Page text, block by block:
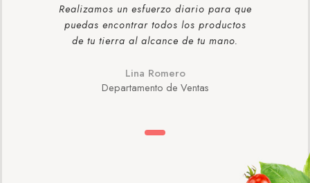
Realizamos un esfuerzo diario para que
puedas encontrar todos los productos
de tu tierra al alcance de tu mano.
Lina Romero
Departamento de Ventas